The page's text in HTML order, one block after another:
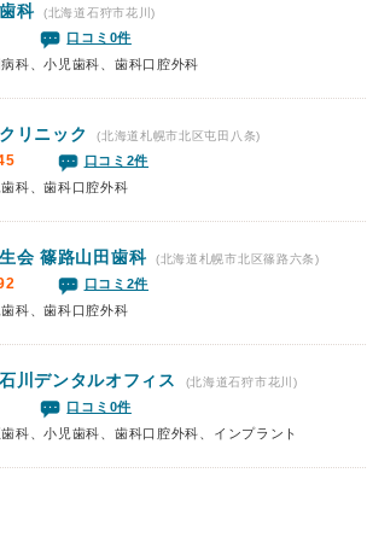
科 (北海道石狩市花川)
口コミ0件
科、小児歯科、歯科口腔外科
リニック (北海道札幌市北区屯田八条)
口コミ2件
科、歯科口腔外科
会 篠路山田歯科 (北海道札幌市北区篠路六条)
口コミ2件
科、歯科口腔外科
川デンタルオフィス (北海道石狩市花川)
口コミ0件
科、小児歯科、歯科口腔外科、インプラント